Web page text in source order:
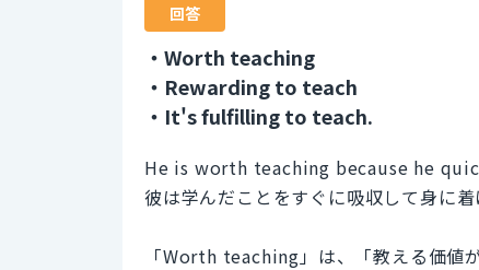
回答
・Worth teaching
・Rewarding to teach
・It's fulfilling to teach.
He is worth teaching because he
彼は学んだことをすぐに吸収して身に着
「Worth teaching」は、「教える価値